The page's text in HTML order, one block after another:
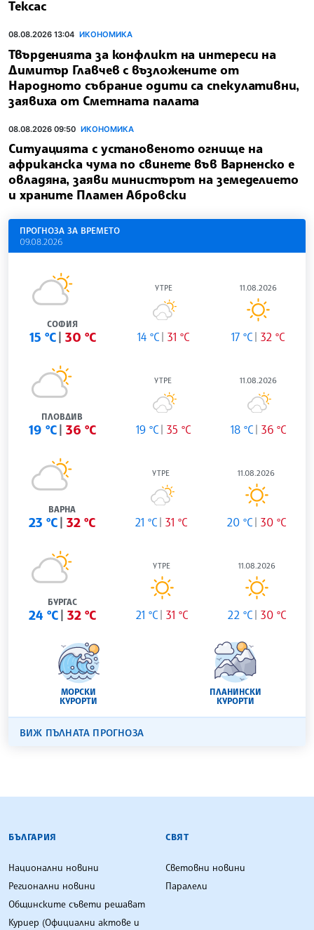
Тексас
08.08.2026 13:04 ИКОНОМИКА
Твърденията за конфликт на интереси на
Димитър Главчев с възложените от
Народното събрание одити са спекулативни,
заявиха от Сметната палата
08.08.2026 09:50 ИКОНОМИКА
Ситуацията с установеното огнище на
африканска чума по свинете във Варненско е
овладяна, заяви министърът на земеделието
и храните Пламен Абровски
ПРОГНОЗА ЗА ВРЕМЕТО
09.08.2026
СОФИЯ
15 °C 30 °C
УТРЕ
14 °C 31 °C
11.08.2026
17 °C 32 °C
ПЛОВДИВ
19 °C 36 °C
УТРЕ
19 °C 35 °C
11.08.2026
18 °C 36 °C
ВАРНА
23 °C 32 °C
УТРЕ
21 °C 31 °C
11.08.2026
20 °C 30 °C
БУРГАС
24 °C 32 °C
УТРЕ
21 °C 31 °C
11.08.2026
22 °C 30 °C
МОРСКИ
КУРОРТИ
ПЛАНИНСКИ
КУРОРТИ
ВИЖ ПЪЛНАТА ПРОГНОЗА
БЪЛГАРСКА ТЕЛЕГРАФНА АГЕНЦИЯ
БЪЛГАРИЯ
Национални новини
Регионални новини
Общинските съвети решават
Куриер (Официални актове и
СВЯТ
Световни новини
Паралели